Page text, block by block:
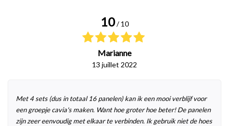
10 / 10
Marianne
13 juillet 2022
Met 4 sets (dus in totaal 16 panelen) kan ik een mooi verblijf voor
een groepje cavia's maken. Want hoe groter hoe beter! De panelen
zijn zeer eenvoudig met elkaar te verbinden. Ik gebruik niet de hoes